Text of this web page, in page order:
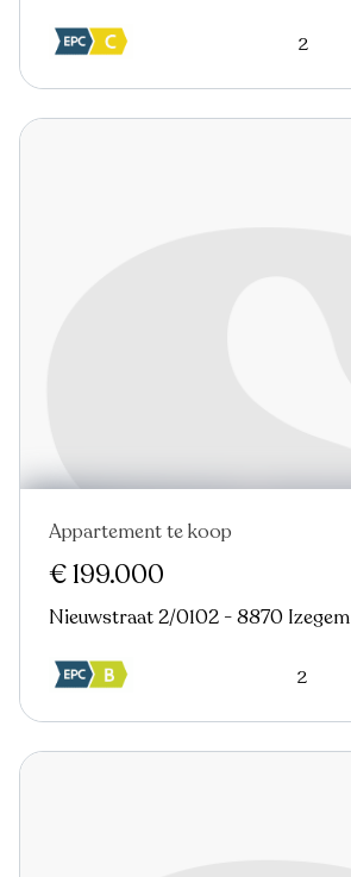
2
Appartement te koop
€ 199.000
Nieuwstraat 2/0102 - 8870 Izegem
2